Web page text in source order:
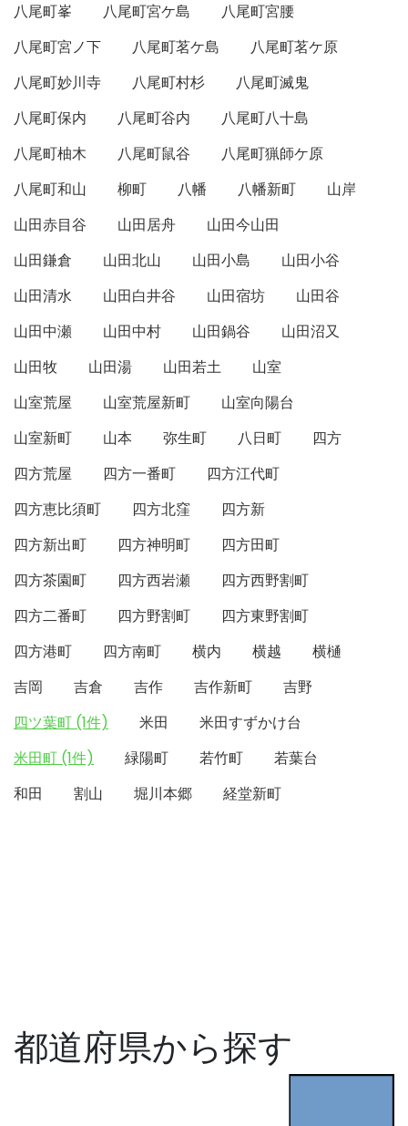
八尾町峯
八尾町宮ケ島
八尾町宮腰
八尾町宮ノ下
八尾町茗ケ島
八尾町茗ケ原
八尾町妙川寺
八尾町村杉
八尾町滅鬼
八尾町保内
八尾町谷内
八尾町八十島
八尾町柚木
八尾町鼠谷
八尾町猟師ケ原
八尾町和山
柳町 八幡 八幡新町
山岸
山田赤目谷
山田居舟
山田今山田
山田鎌倉
山田北山 山田小島
山田小谷
山田清水
山田白井谷 山田宿坊
山田谷
山田中瀬
山田中村 山田鍋谷
山田沼又
山田牧
山田湯 山田若土
山室
山室荒屋
山室荒屋新町
山室向陽台
山室新町
山本 弥生町 八日町
四方
四方荒屋
四方一番町
四方江代町
四方恵比須町
四方北窪
四方新
四方新出町
四方神明町
四方田町
四方茶園町
四方西岩瀬
四方西野割町
四方二番町
四方野割町
四方東野割町
四方港町
四方南町 横内 横越
横樋
吉岡
吉倉 吉作 吉作新町
吉野
四ツ葉町 (1件)
米田
米田すずかけ台
米田町 (1件)
緑陽町 若竹町
若葉台
和田
割山 堀川本郷 経堂新町
都道府県から探す